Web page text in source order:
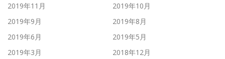
2019年11月
2019年10月
2019年9月
2019年8月
2019年6月
2019年5月
2019年3月
2018年12月